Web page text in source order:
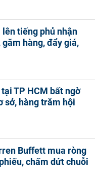
lên tiếng phủ nhận
hàng, đẩy giá,
TP HCM bất ngờ
sở, hàng trăm hội
Buffett mua ròng
chấm dứt chuỗi